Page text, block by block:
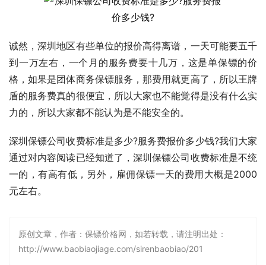
诚然，深圳地区有些单位的报价高得离谱，一天可能要五千
到一万左右，一个月的服务费要十几万，这是单保镖的价
格，如果是团体商务保镖服务，那费用就更高了，所以王牌
盾的服务费真的很便宜，所以大家也不能觉得是没有什么实
力的，所以大家都不能认为是不能安全的。
深圳保镖公司收费标准是多少?服务费报价多少钱?我们大家
通过对内容阅读已经知道了，深圳保镖公司收费标准是不统
一的，有高有低，另外，雇佣保镖一天的费用大概是2000
元左右。
原创文章，作者：保镖价格网，如若转载，请注明出处：
http://www.baobiaojiage.com/sirenbaobiao/201